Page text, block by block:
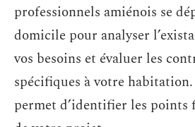
professionnels amiénois se
domicile pour analyser
vos besoins et évaluer les
spécifiques à votre
permet d’identifier les points